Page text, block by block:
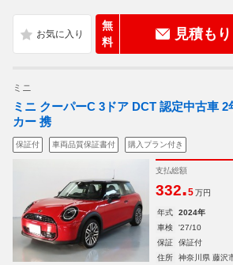
無
料
見積も
ミニ
ミニ クーパーC 3ドア DCT 認定中古車
カー 携
保証付 車両品質保証書付 購入プラン付き
支払総額
332.5 万円
年式 2024年
車検
'27/10
保証
保証付
住所
神奈川県 藤沢